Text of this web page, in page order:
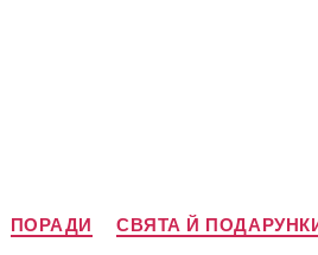
Категорії
ПОРАДИ СВЯТА Й